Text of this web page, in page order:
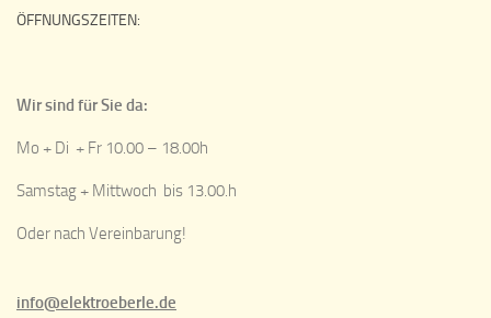
ÖFFNUNGSZEITEN:
Wir sind für Sie da:
Mo + Di + Fr 10.00 – 18.00h
Samstag + Mittwoch bis 13.00.h
Oder nach Vereinbarung!
info@elektroeberle.de